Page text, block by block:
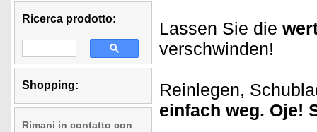
Ricerca prodotto:
Shopping:
Rimani in contatto con
Lassen Sie die
verschwinden!
Reinlegen,
einfach weg. Oje!